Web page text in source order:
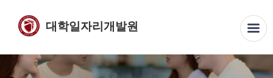
대학일자리개발원